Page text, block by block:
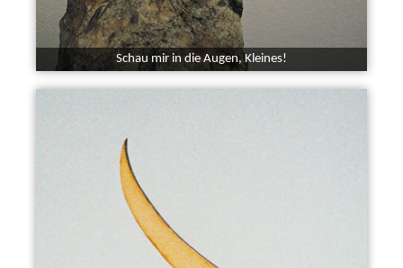
Schau mir in die Augen, Kleines!